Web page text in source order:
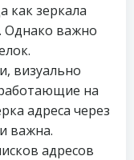
как зеркала
Однако важно
визуально
на
адреса через
важна.
адресов